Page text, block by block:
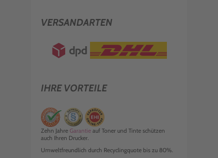
VERSANDARTEN
IHRE VORTEILE
Zehn Jahre Garantie auf Toner und Tinte schützen
auch Ihren Drucker.
Umweltfreundlich durch Recyclingquote bis zu 80%.